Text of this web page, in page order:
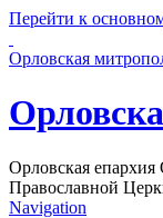
Перейти к
Орловская
Орловская
Православной
Navigation